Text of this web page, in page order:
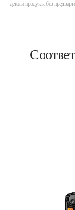
детали продукта без